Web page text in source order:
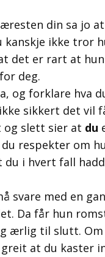
din sa jo
kanskje ikke tror
det er rart at
deg.
og forklare hva
sikkert det vil
slett sier at du
respekter om
i hvert fall
svare med en
Da får hun
ærlig til slutt.
at du kaster